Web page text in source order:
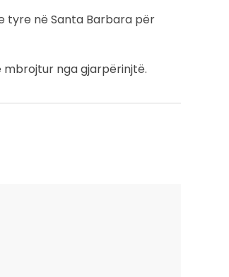
tyre në Santa Barbara për
mbrojtur nga gjarpërinjtë.